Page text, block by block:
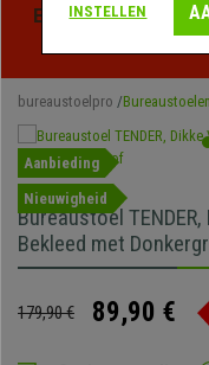
Exclusieve
bureaustoelpro Bureaustoelen
Aanbieding
Nieuwigheid
Bureaustoel
Bekleed met
179,90 € 89,90 €
INSTELLEN